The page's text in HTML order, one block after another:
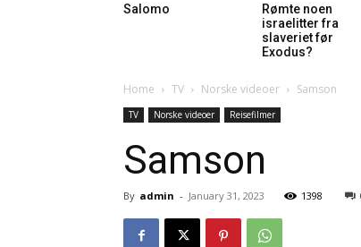
Salomo
Rømte noen
israelitter fra
slaveriet før
Exodus?
Home TV Norske videoer Samson
TV Norske videoer Reisefilmer
Samson
By admin - January 31, 2023 1398